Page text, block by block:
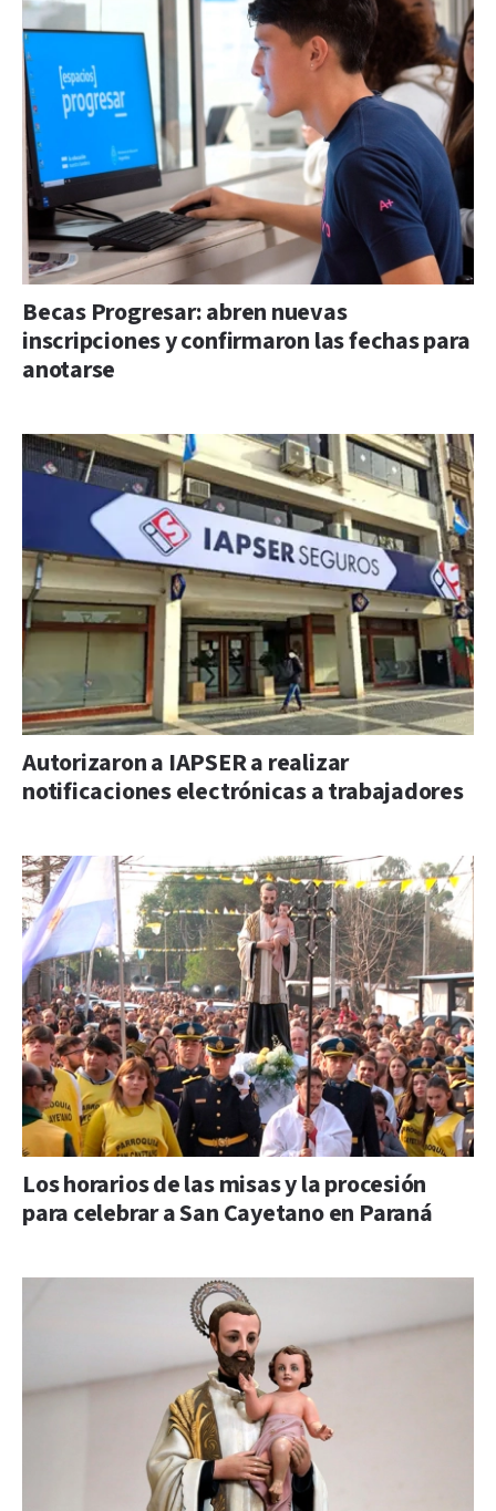
Becas Progresar: abren nuevas
inscripciones y confirmaron las fechas para
anotarse
Autorizaron a IAPSER a realizar
notificaciones electrónicas a trabajadores
Los horarios de las misas y la procesión
para celebrar a San Cayetano en Paraná